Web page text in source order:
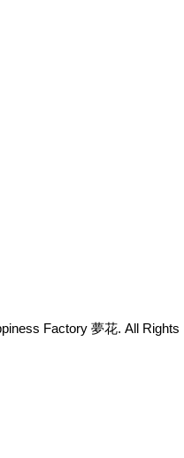
Factory 夢花. All Rights